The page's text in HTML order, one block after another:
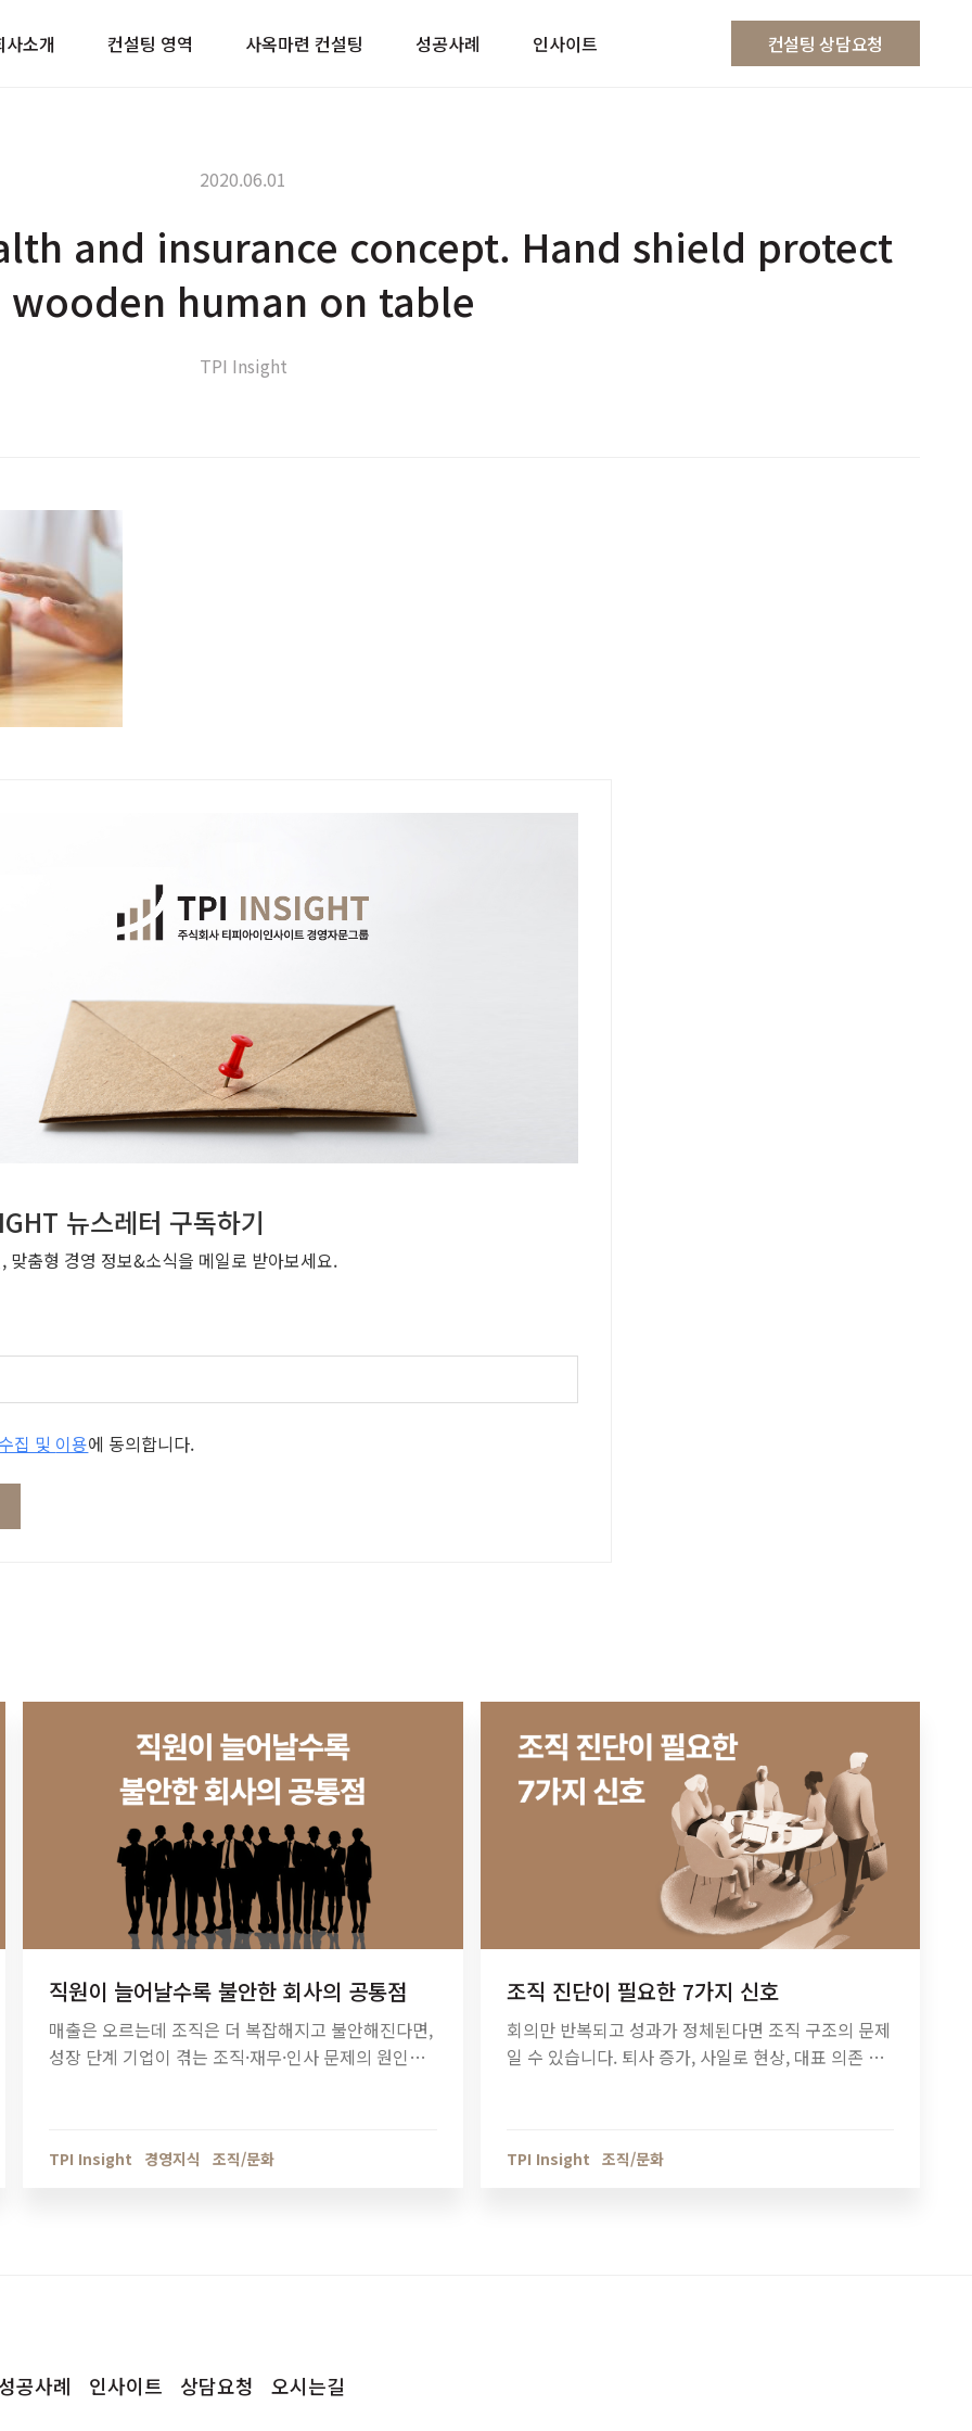
사소개 컨설팅 영역 사옥마련 컨설팅 성공사례 인사이트 컨설팅 상담요청
2020.06.01
and insurance concept. Hand shield protect
wooden human on table
TPI Insight
뉴스레터 구독하기
맞춤형 경영 정보&소식을 메일로 받아보세요.
개인정보 수집 및 이용에 동의합니다.
직원이 늘어날수록 불안한 회사의 공통점
매출은 오르는데 조직은 더 복잡해지고 불안해진다면,
성장 단계 기업이 겪는 조직·재무·인사 문제의 원인을
TPI Insight 경영지식 조직/문화
조직 진단이 필요한 7가지 신호
회의만 반복되고 성과가 정체된다면 조직 구조의 문제
일 수 있습니다. 퇴사 증가, 사일로 현상, 대표 의존 구
TPI Insight 조직/문화
공사례 인사이트 상담요청 오시는길